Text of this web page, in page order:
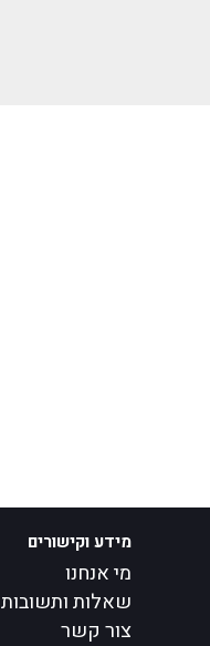
מידע וקישורים
מי אנחנו
שאלות ותשובות
צור קשר